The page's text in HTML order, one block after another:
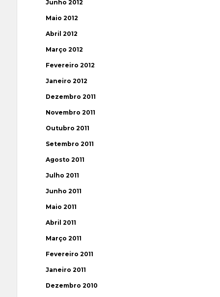
Junho 2012
Maio 2012
Abril 2012
Março 2012
Fevereiro 2012
Janeiro 2012
Dezembro 2011
Novembro 2011
Outubro 2011
Setembro 2011
Agosto 2011
Julho 2011
Junho 2011
Maio 2011
Abril 2011
Março 2011
Fevereiro 2011
Janeiro 2011
Dezembro 2010